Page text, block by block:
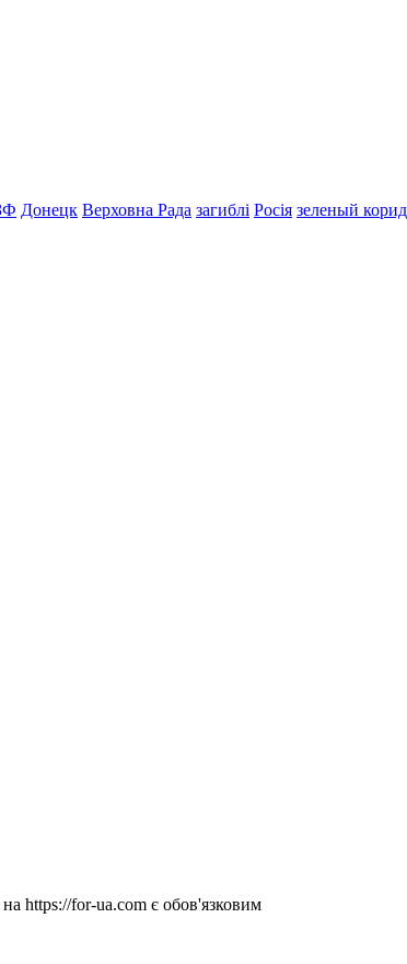
Донецк Верховна Рада загиблі Росія зеленый
https://for-ua.com є обов'язковим